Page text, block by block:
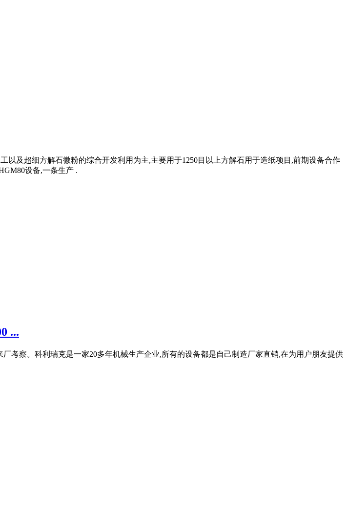
及超细方解石微粉的综合开发利用为主,主要用于1250目以上方解石用于造纸项目,前期设备合作
设备,一条生产 .
...
考察。科利瑞克是一家20多年机械生产企业,所有的设备都是自己制造厂家直销,在为用户朋友提供